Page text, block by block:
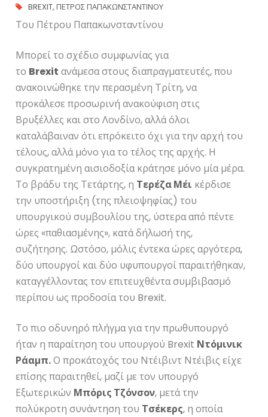
BREXIT,ΠΕΤΡΟΣ ΠΑΠΑΚΩΝΣΤΑΝΤΙΝΟΥ
Του Πέτρου Παπακωνσταντίνου
Μπορεί το σχέδιο συμφωνίας για
το Brexit ανάμεσα στους διαπραγματευτές, που
ανακοινώθηκε την περασμένη Τρίτη, να
προκάλεσε προσωρινή ανακούφιση στις
Βρυξέλλες και στο Λονδίνο, αλλά όλοι
καταλάβαιναν ότι επρόκειτο όχι για την αρχή του
τέλους, αλλά μόνο για το τέλος της αρχής. Η
συγκρατημένη αισιοδοξία κράτησε μόνο μία μέρα.
Το βράδυ της Τετάρτης, η Τερέζα Μέι κέρδισε
την υποστήριξη (της πλειοψηφίας) του
υπουργικού συμβουλίου της, ύστερα από πέντε
ώρες «παθιασμένης», κατά δήλωσή της,
συζήτησης. Ωστόσο, μόλις έντεκα ώρες αργότερα,
δύο υπουργοί και δύο υφυπουργοί παραιτήθηκαν,
καταγγέλλοντας τον επιτευχθέντα συμβιβασμό
περίπου ως προδοσία του Brexit.
Το πιο οδυνηρό πλήγμα για την πρωθυπουργό
ήταν η παραίτηση του υπουργού Brexit Ντόμινικ
Ράαμπ.Ο προκάτοχός του Ντέιβιντ Ντέιβις είχε
επίσης παραιτηθεί, μαζί με τον υπουργό
Εξωτερικών Μπόρις Τζόνσον, μετά την
πολύκροτη συνάντηση του Τσέκερς, η οποία